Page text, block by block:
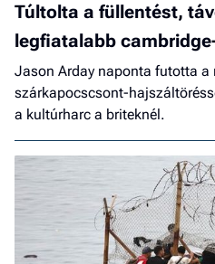
Túltolta a füllentést,
legfiatalabb
Jason Arday naponta futotta a
szárkapocscsont-
a kultúrharc a briteknél.